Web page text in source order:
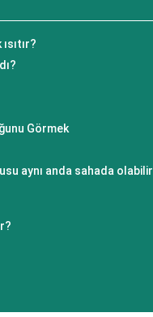
Görmek
aynı anda sahada olabilir